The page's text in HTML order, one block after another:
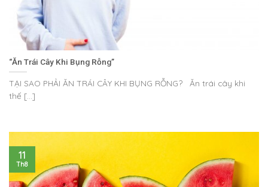
“Ăn Trái Cây Khi Bụng Rỗng”
TẠI SAO PHẢI ĂN TRÁI CÂY KHI BỤNG RỖNG? Ăn trái cây khi
thế [...]
11
Th8